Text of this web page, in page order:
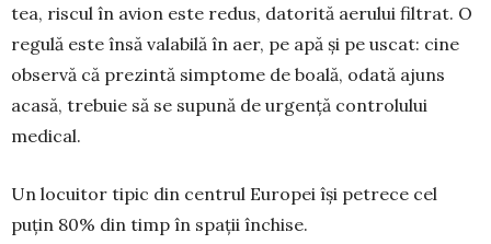
tea, riscul în avion este redus, datorită ae­rului filtrat. O
regulă este însă valabilă în aer, pe apă și pe uscat: cine
obser­vă că prezintă simp­tome de boală, odată ajuns
acasă, trebuie să se supună de urgență controlului
medical.
Un locuitor tipic din centrul Europei își petrece cel
puțin 80% din timp în spații închise.